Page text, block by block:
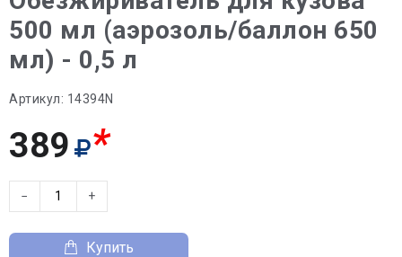
500 мл (аэрозоль/баллон 650
мл) - 0,5 л
Артикул: 14394N
389 *
− +
Купить